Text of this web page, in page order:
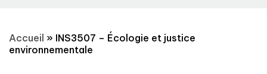
Accueil » INS3507 – Écologie et justice
environnementale